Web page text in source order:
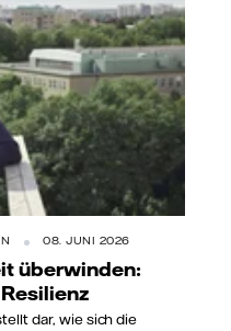
08. JUNI 2026
überwinden:
dar, wie sich die